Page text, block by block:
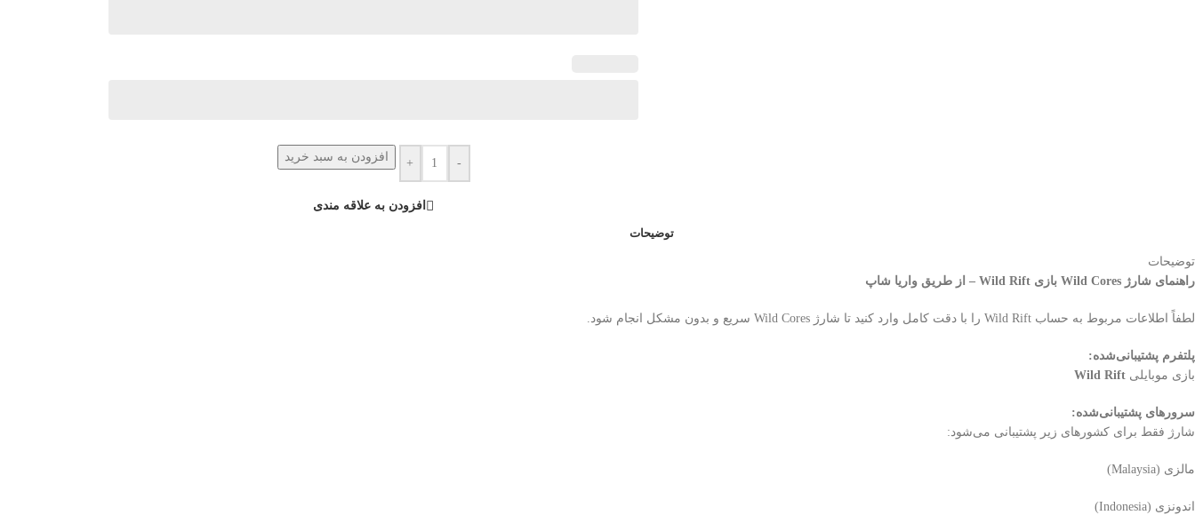
-
+ افزودن به سبد خرید
افزودن به علاقه مندی
توضیحات
توضیحات
راهنمای شارژ Wild Cores بازی Wild Rift – از طریق واریا شاپ
لطفاً اطلاعات مربوط به حساب Wild Rift را با دقت کامل وارد کنید تا شارژ Wild Cores سریع و بدون مشکل انجام شود.
پلتفرم پشتیبانی‌شده:
بازی موبایلی Wild Rift
سرورهای پشتیبانی‌شده:
شارژ فقط برای کشور‌های زیر پشتیبانی می‌شود:
مالزی (Malaysia)
اندونزی (Indonesia)